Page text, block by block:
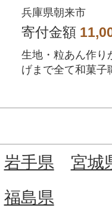
兵庫県朝来市
寄付金額
生地・粒あん作り
げまで全て和菓子
岩手県
宮城
福島県